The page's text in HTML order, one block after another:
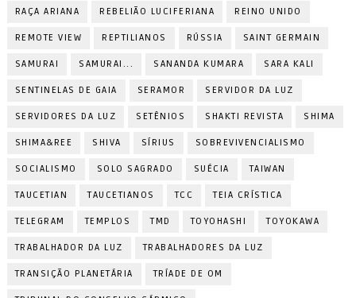
RAÇA ARIANA REBELIÃO LUCIFERIANA REINO UNIDO
REMOTE VIEW REPTILIANOS RÚSSIA SAINT GERMAIN
SAMURAI SAMURAI... SANANDA KUMARA SARA KALI
SENTINELAS DE GAIA SERAMOR SERVIDOR DA LUZ
SERVIDORES DA LUZ SETÊNIOS SHAKTI REVISTA SHIMA
SHIMA&REE SHIVA SÍRIUS SOBREVIVENCIALISMO
SOCIALISMO SOLO SAGRADO SUÉCIA TAIWAN
TAUCETIAN TAUCETIANOS TCC TEIA CRÍSTICA
TELEGRAM TEMPLOS TMD TOYOHASHI TOYOKAWA
TRABALHADOR DA LUZ TRABALHADORES DA LUZ
TRANSIÇÃO PLANETÁRIA TRÍADE DE OM